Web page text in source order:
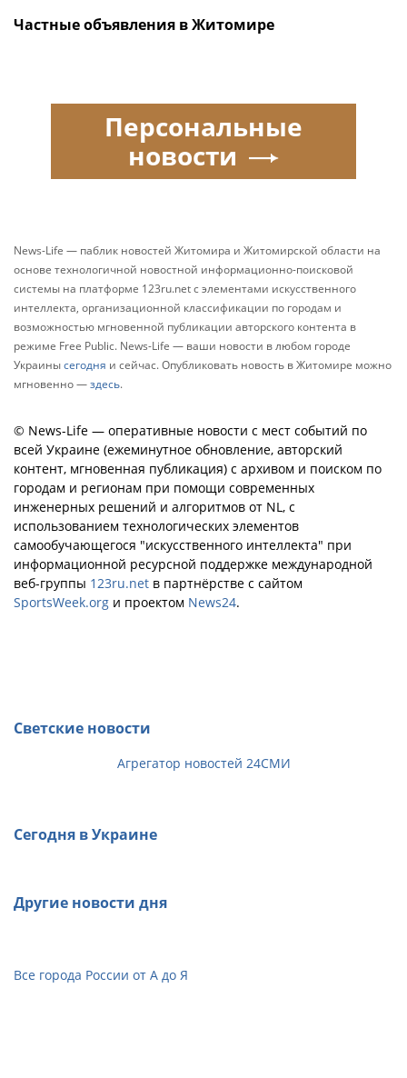
Частные объявления в Житомире
Персональные
новости
News-Life — паблик новостей Житомира и Житомирской области на
основе технологичной новостной информационно-поисковой
системы на платформе 123ru.net с элементами искусственного
интеллекта, организационной классификации по городам и
возможностью мгновенной публикации авторского контента в
режиме Free Public. News-Life — ваши новости в любом городе
Украинысегодня и сейчас. Опубликовать новость в Житомире можно
мгновенно —здесь.
© News-Life — оперативные новости с мест событий по
всей Украине (ежеминутное обновление, авторский
контент, мгновенная публикация) с архивом и поиском по
городам и регионам при помощи современных
инженерных решений и алгоритмов от NL, с
использованием технологических элементов
самообучающегося "искусственного интеллекта" при
информационной ресурсной поддержке международной
веб-группы 123ru.net в партнёрстве с сайтом
SportsWeek.org и проектом News24.
Светские новости
Агрегатор новостей 24СМИ
Сегодня в Украине
Другие новости дня
Все города России от А до Я